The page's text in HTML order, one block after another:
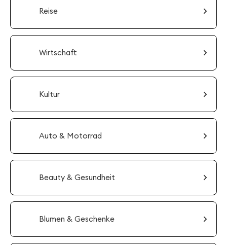
Reise
Wirtschaft
Kultur
Auto & Motorrad
Beauty & Gesundheit
Blumen & Geschenke